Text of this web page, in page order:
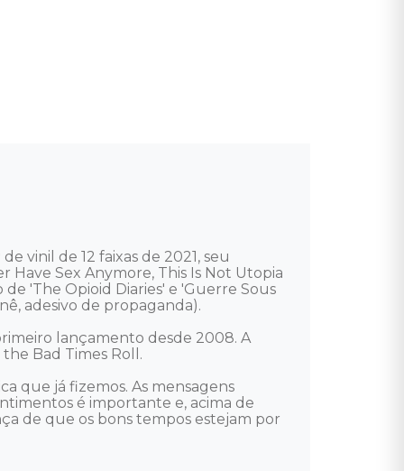
vinil de 12 faixas de 2021, seu
Have Sex Anymore, This Is Not Utopia
'The Opioid Diaries' e 'Guerre Sous
adesivo de propaganda).
lançamento desde 2008. A
Bad Times Roll.
que já fizemos. As mensagens
é importante e, acima de
de que os bons tempos estejam por